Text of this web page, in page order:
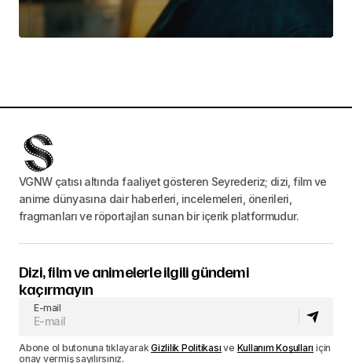
VGNW çatısı altında faaliyet gösteren Seyrederiz; dizi, film ve
anime dünyasına dair haberleri, incelemeleri, önerileri,
fragmanları ve röportajları sunan bir içerik platformudur.
Dizi, film ve animelerle ilgili gündemi
kaçırmayın
E-mail
Abone ol butonuna tıklayarakGizlilik Politikası ve Kullanım Koşulları için
onay vermiş sayılırsınız.